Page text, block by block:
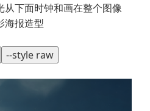
下面时钟和画在整个图像
海报造型
--style raw